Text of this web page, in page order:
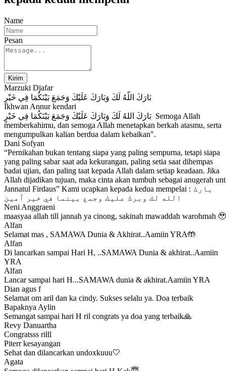
Name
Pesan
Kirim
Marzuki Djafar
بَارَكَ اللّهُ لَكَ وَبَارَكَ عَلَيْكَ وَجَمَعَ بَيْنَكُمَا فِي خَيْرِ
Ikhwan Annur kendari
بَارَكَ اللهُ لَكَ وَبَارَكَ عَلَيْكَ وَجَمَعَ بَيْنَكُمَا فِي خَيْرٍ Semoga Allah
memberkahimu, dan semoga Allah menetapkan berkah atasmu, serta
mengumpulkan kalian berdua dalam kebaikan".
Dani Sofyan
“Pernikahan bukan tentang siapa yang paling sempurna, tetapi siapa
yang paling sabar saat ada kekurangan, paling setia saat dihempas
badai ujian, dan paling taat kepada Allah dalam setiap keadaan. Jika
Allah dijadikan tujuan, maka cinta akan tumbuh sebagai anugerah
Jannatul Firdaus” Kami ucapkan kepada kedua mempelai : بارك
الله لك وبرك عليك وجمع بينما في خير ٱمين
Neni Anggraeni
maasyaa allah till jannah ya cinong, sakinah mawaddah warohmah 🥹
Alfan
Selamat mas , SAMAWA Dunia & Akhirat..Aamiin YRA🤲
Alfan
Di lancarkan sampai Hari H, ..SAMAWA Dunia & akhirat..Aamiin
YRA
Alfan
Lancar sampai hari H...SAMAWA dunia & akhirat.Aamiin YRA
Dian agus f
Selamat om aril dan ka cindy. Sukses selalu ya. Doa terbaik
Bapaknya Aylin
Semangat sampai hari H ril congrats ya doa yang terbaik🙏
Revy Danuartha
Congratsss rilll
Piterr kesayangan
Sehat dan dilancarkan undoxkuuu🤍
Agata